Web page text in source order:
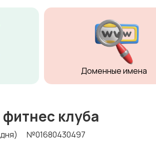
Доменные имена
фитнес клуба
№01680430497